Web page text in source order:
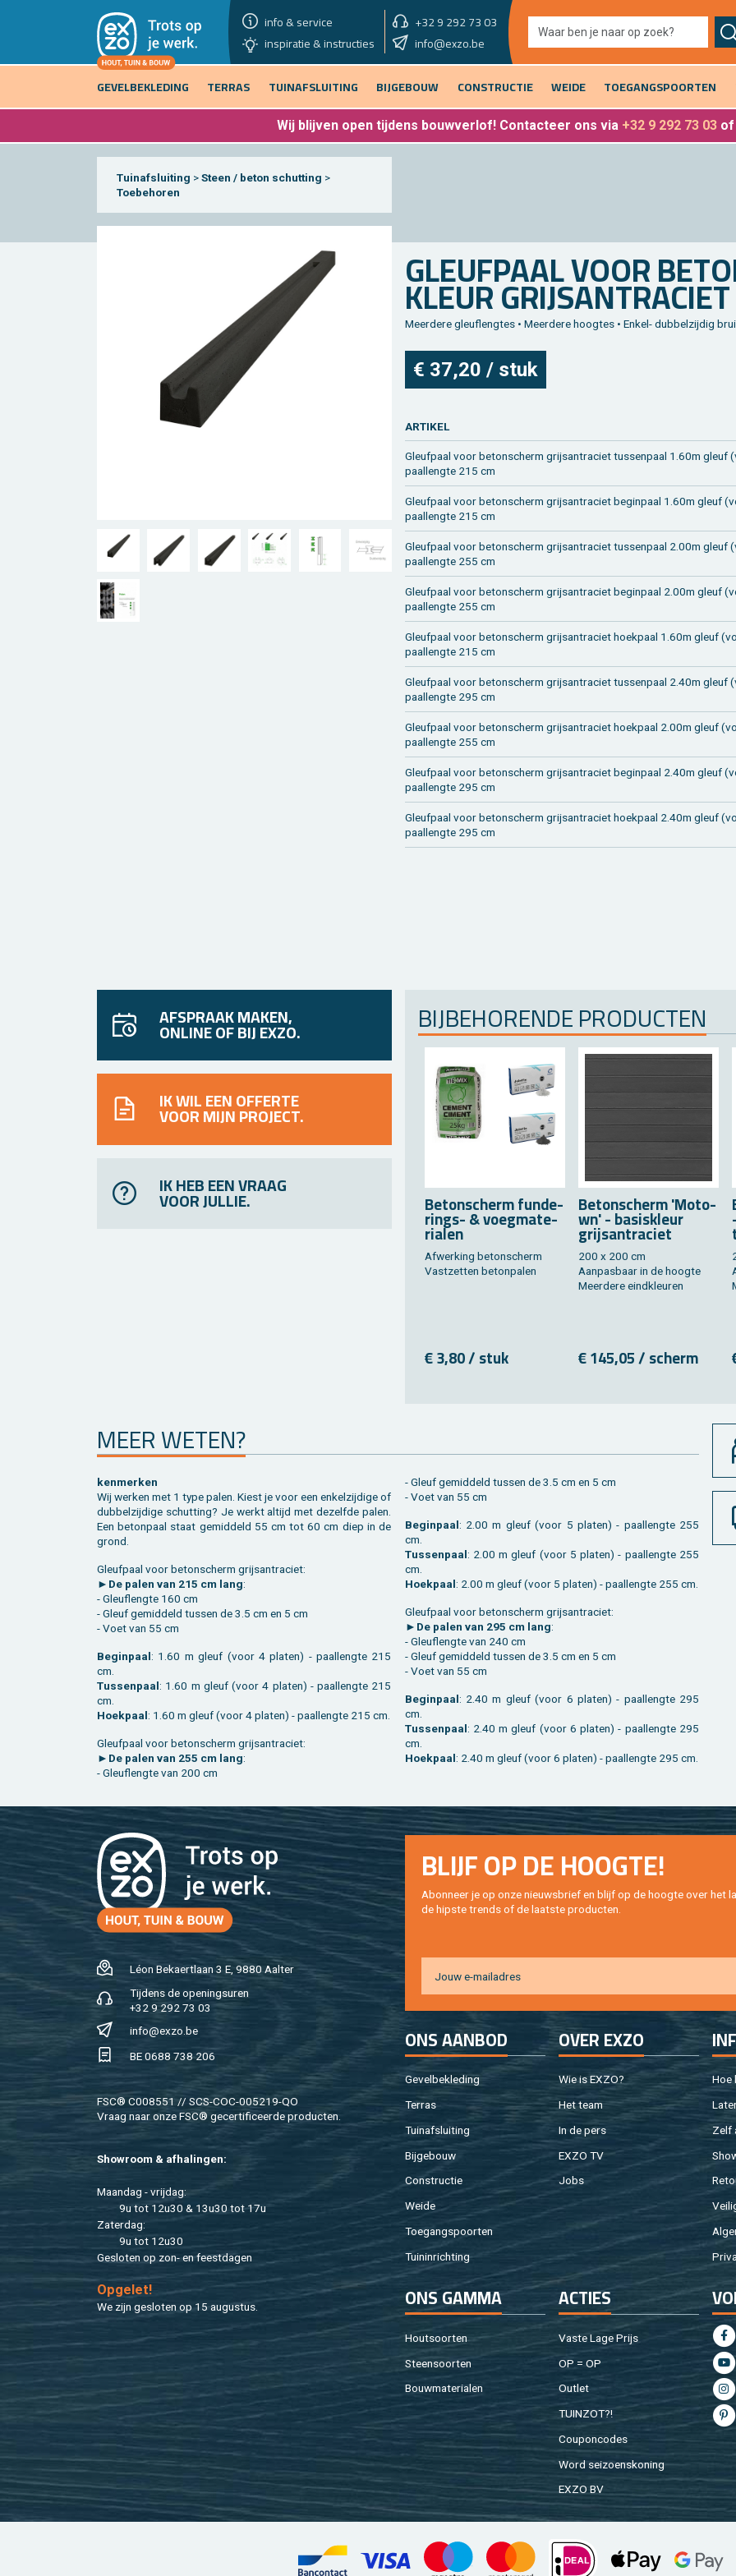
info & service +32 9 292 73 03
showroom vandaag
inspiratie & instructies
info@exzo.be 9u - 12u30 & 13u30 - 17u
GEVELBEKLEDING
TERRAS TUINAFSLUITING BIJGEBOUW CONSTRUCTIE WEIDE TOEGANGSPOORTEN
Wij blijven open tijdens bouwverlof! Contacteer ons via +32 9 292 73 03 of
Tuinafsluiting >Steen / beton schutting >
Toebehoren
GLEUF­PAAL VOOR
KLEUR GRIJSAN­TRA­CIET
Meer­de­re gleu­fleng­tes • Meer­de­re hoog­tes • Enkel- dub­bel­zij­dig
€ 37,20 / stuk
AR­TI­KEL
Gleuf­paal voor be­ton­scherm grijsan­tra­ciet tus­sen­paal 1.60m gleuf
paal­leng­te 215 cm
Gleuf­paal voor be­ton­scherm grijsan­tra­ciet be­gin­paal 1.60m gleuf
paal­leng­te 215 cm
Gleuf­paal voor be­ton­scherm grijsan­tra­ciet tus­sen­paal 2.00m gleuf
paal­leng­te 255 cm
Gleuf­paal voor be­ton­scherm grijsan­tra­ciet be­gin­paal 2.00m gleuf
paal­leng­te 255 cm
Gleuf­paal voor be­ton­scherm grijsan­tra­ciet hoek­paal 1.60m gleuf
paal­leng­te 215 cm
Gleuf­paal voor be­ton­scherm grijsan­tra­ciet tus­sen­paal 2.40m gleuf
paal­leng­te 295 cm
Gleuf­paal voor be­ton­scherm grijsan­tra­ciet hoek­paal 2.00m gleuf
paal­leng­te 255 cm
Gleuf­paal voor be­ton­scherm grijsan­tra­ciet be­gin­paal 2.40m gleuf
paal­leng­te 295 cm
Gleuf­paal voor be­ton­scherm grijsan­tra­ciet hoek­paal 2.40m gleuf
paal­leng­te 295 cm
AFSPRAAK MAKEN,
ONLINE OF BIJ EXZO.
IK WIL EEN OFFERTE
VOOR MIJN PROJECT.
IK HEB EEN VRAAG
VOOR JULLIE.
BIJ­BE­HO­REN­DE PRO­DUC­TEN
Be­ton­scherm fun­de­
rings- & voeg­ma­te­
ri­a­len
Af­wer­king be­ton­scherm
Vast­zet­ten be­ton­pa­len
€ 3,80 / stuk
Be­ton­scherm 'Mo­to­
wn' - ba­sis­kleur
grijsan­tra­ciet
200 x 200 cm
Aan­pas­baar in de hoog­te
Meer­de­re eind­kleu­ren
€ 145,05 / scherm
MEER WETEN?
ken­mer­ken
Wij wer­ken met 1 type palen. Kiest je voor een en­kel­zij­di­ge of
dub­bel­zij­di­ge schut­ting? Je werkt al­tijd met de­zelf­de palen.
Een be­ton­paal staat ge­mid­deld 55 cm tot 60 cm diep in de
grond.
Gleuf­paal voor be­ton­scherm grijsan­tra­ciet:
► De palen van 215 cm lang:
- Gleu­fleng­te 160 cm
- Gleuf ge­mid­deld tus­sen de 3.5 cm en 5 cm
- Voet van 55 cm
Be­gin­paal: 1.60 m gleuf (voor 4 pla­ten) - paal­leng­te 215
cm.
Tus­sen­paal: 1.60 m gleuf (voor 4 pla­ten) - paal­leng­te 215
cm.
Hoek­paal
: 1.60 m gleuf (voor 4 pla­ten) - paal­leng­te 215 cm.
Gleuf­paal voor be­ton­scherm grijsan­tra­ciet:
► De palen van 255 cm lang:
- Gleu­fleng­te van 200 cm
- Gleuf ge­mid­deld tus­sen de 3.5 cm en 5 cm
- Voet van 55 cm
Be­gin­paal: 2.00 m gleuf (voor 5 pla­ten) - paal­leng­te 255
cm.
Tus­sen­paal: 2.00 m gleuf (voor 5 pla­ten) - paal­leng­te 255
cm.
Hoek­paal
: 2.00 m gleuf (voor 5 pla­ten) - paal­leng­te 255 cm.
Gleuf­paal voor be­ton­scherm grijsan­tra­ciet:
► De palen van 295 cm lang:
- Gleu­fleng­te van 240 cm
- Gleuf ge­mid­deld tus­sen de 3.5 cm en 5 cm
- Voet van 55 cm
Be­gin­paal: 2.40 m gleuf (voor 6 pla­ten) - paal­leng­te 295
cm.
Tus­sen­paal: 2.40 m gleuf (voor 6 pla­ten) - paal­leng­te 295
cm.
Hoek­paal
: 2.40 m gleuf (voor 6 pla­ten) - paal­leng­te 295 cm.
Léon Be­kaert­laan 3 E, 9880 Aal­ter
Tij­dens de ope­nings­uren
+32 9 292 73 03
info@​exzo.​be
BE 0688 738 206
FSC® C008551 // SCS-COC-005219-QO
Vraag naar onze FSC® ge­cer­ti­fi­ceer­de pro­duc­ten.
Show­room & af­ha­lin­gen:
Maan­dag - vrij­dag:
9u tot 12u30 & 13u30 tot 17u
Za­ter­dag:
9u tot 12u30
Ge­slo­ten op zon- en feest­da­gen
Op­ge­let!
We zijn ge­slo­ten op 15 au­gus­tus.
BLIJF OP DE HOOG­TE!
Abon­neer je op onze nieuws­brief en blijf op de hoog­te over het
de hip­s­te trends of de laat­ste pro­duc­ten.
ONS AAN­BOD
Ge­vel­be­kle­ding
Ter­ras
Tuin­af­slui­ting
Bij­ge­bouw
Con­struc­tie
Weide
Toe­gangs­poor­ten
Tuin­in­rich­ting
OVER EXZO
Wie is EXZO?
Het team
In de pers
EXZO TV
Jobs
Hoe
Zelf
ONS GAMMA
Hout­soor­ten
Steen­soor­ten
Bouw­ma­te­ri­a­len
AC­TIES
Vaste Lage Prijs
OP = OP
Out­let
TUIN­ZOT?!
Cou­pon­co­des
Word sei­zoens­ko­ning
EXZO BV